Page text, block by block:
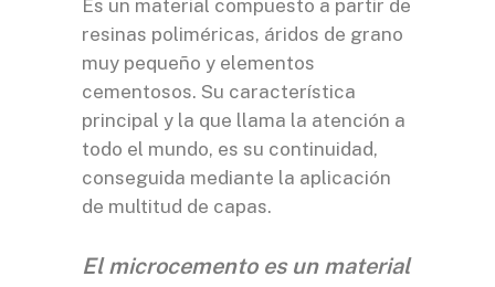
Es un material compuesto a partir de
resinas poliméricas, áridos de grano
muy pequeño y elementos
cementosos. Su característica
principal y la que llama la atención a
todo el mundo, es su continuidad,
conseguida mediante la aplicación
de multitud de capas.
El microcemento es un material